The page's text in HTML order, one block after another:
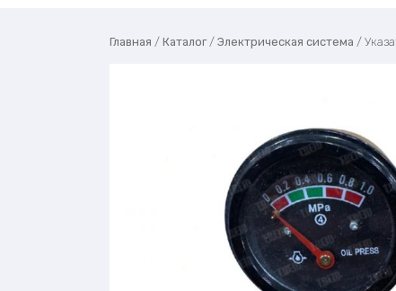
Главная / Каталог/ Электрическая система /